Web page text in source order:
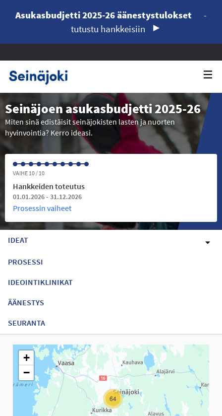
Asukasbudjetti 2025-26 äänestystulokset
-
tutustu hankkeisiin
Seinäjoen asukasbudjetti 2025-26
Miten sinä edistäisit seinäjokisten lasten ja nuorten
hyvinvointia? Kerro ideasi.
VAIHE 10 / 10
Hankkeiden toteutus
01.01.2026 - 31.12.2026
Prosessin vaiheet
IDEAT
PROSESSI
IDEOINTIKLINIKAT
ÄÄNESTYS
SEURANTA
Seuraavassa elementissä on kartta, joka esittää tämän
64
+
−